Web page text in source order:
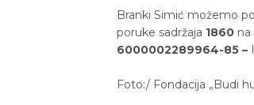
Branki Simić možemo
poruke sadržaja 1860 na
6000002289964-85 –
Foto:/ Fondacija „Budi